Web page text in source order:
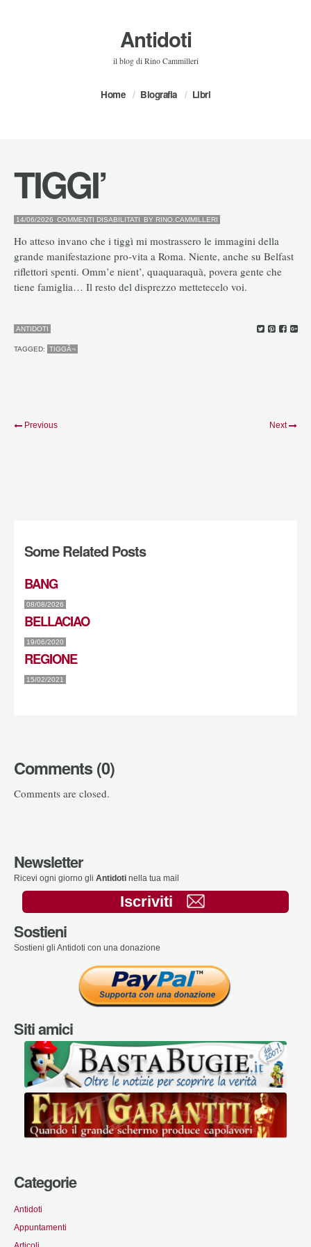
Antidoti
il blog di Rino Cammilleri
Home Biografia Libri
TIGGI’
14/06/2026 COMMENTI DISABILITATI SU
BY RINO.CAMMILLERI
Ho atteso invano che i tiggì mi mostrassero le immagini della
grande manifestazione pro-vita a Roma. Niente, anche su Belfast
riflettori spenti. Omm’e nient’, quaquaraquà, povera gente che
tiene famiglia… Il resto del disprezzo mettetecelo voi.
ANTIDOTI
TAGGED: TIGGÃ¬
Previous Next
Some Related Posts
BANG
08/08/2026
BELLACIAO
19/06/2020
REGIONE
15/02/2021
Comments (0)
Comments are closed.
Newsletter
Ricevi ogni giorno gli Antidoti nella tua mail
Iscriviti
Sostieni
Sostieni gli Antidoti con una donazione
Siti amici
Categorie
Antidoti
Appuntamenti
Articoli